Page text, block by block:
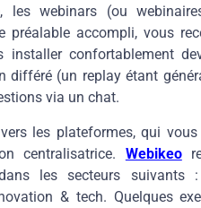
les webinars (ou
préalable accompli, vous
installer confortablement
différé (un replay étant
via un chat.
les plateformes, qui
centralisatrice. Webikeo
les secteurs suivants :
& tech. Quelques